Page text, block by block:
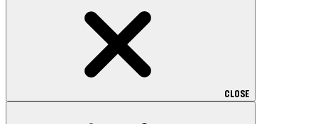
CLOSE